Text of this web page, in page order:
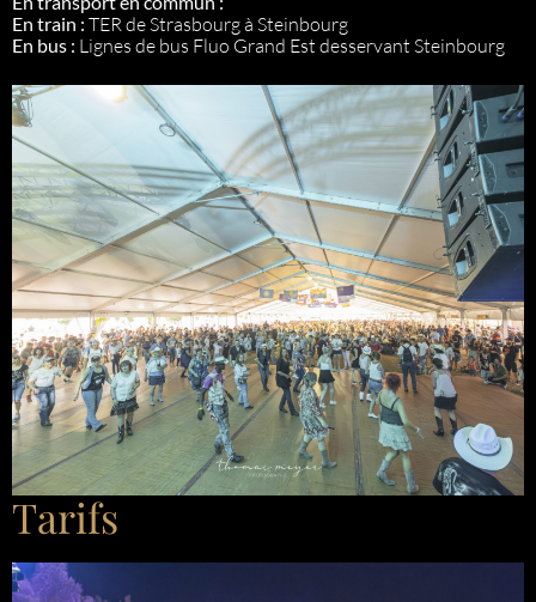
En train : TER de Strasbourg à Steinbourg
En bus : Lignes de bus Fluo Grand Est desservant Steinbourg
Tarifs